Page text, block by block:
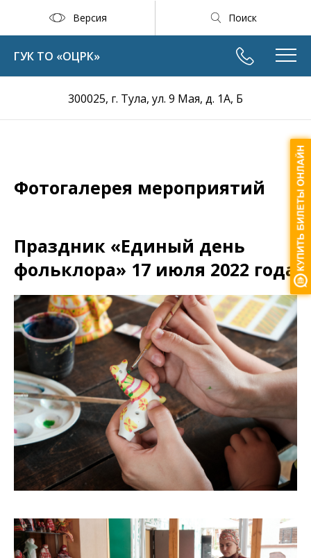
Версия Поиск
300025, г. Тула, ул. 9 Мая, д. 1А, Б
ГУК ТО «ОЦРК»
Фотогалерея мероприятий
Праздник «Единый день
фольклора» 17 июля 2022 года